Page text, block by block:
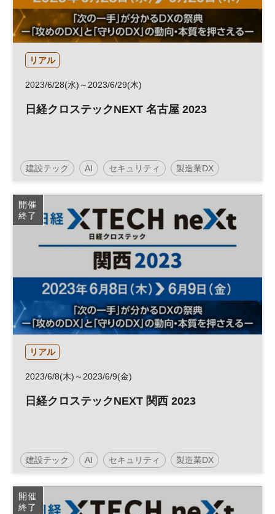
リアル
2023/6/28(水)～2023/6/29(木)
日経クロステックNEXT 名古屋 2023
建設テック AI セキュリティ 製造業DX
人工知能 働き方改革 クラウド
DX
開催
終了
リアル
2023/6/8(木)～2023/6/9(金)
日経クロステックNEXT 関西 2023
建設テック AI セキュリティ 製造業DX
人工知能 働き方改革 クラウド
DX
開催
終了